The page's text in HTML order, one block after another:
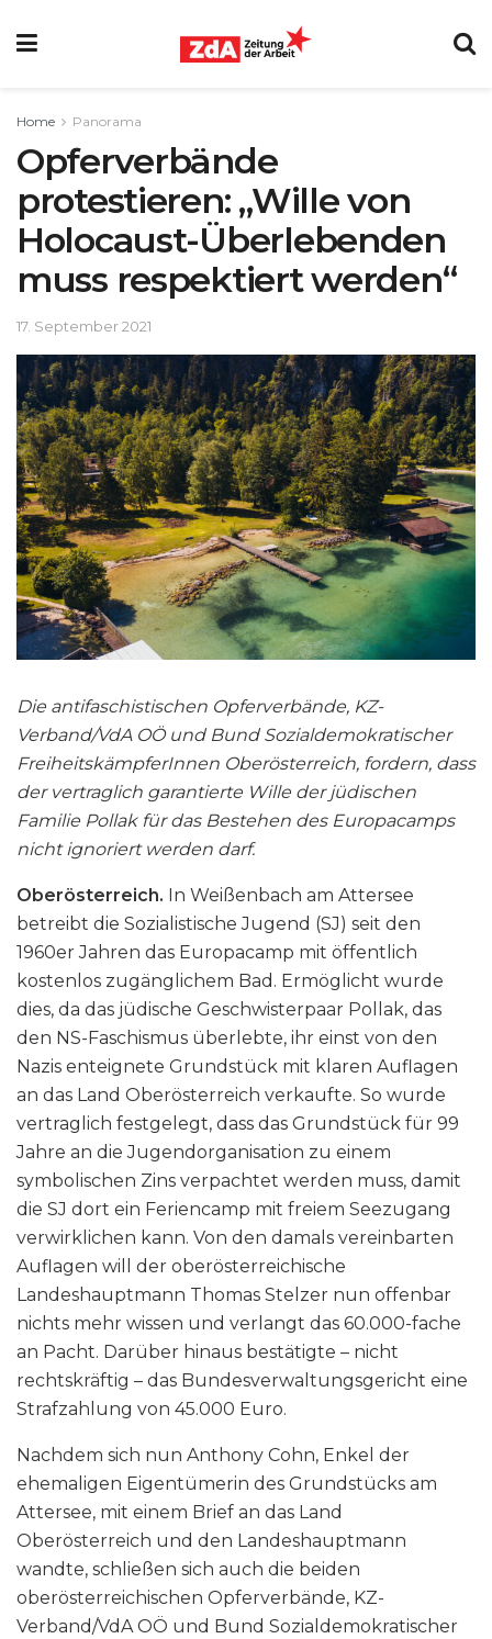
Home Panorama
Opferverbände
protestieren: „Wille von
Holocaust-Überlebenden
muss respektiert werden“
17. September 2021
Die antifaschistischen Opferverbände, KZ-
Verband/VdA OÖ und Bund Sozialdemokratischer
FreiheitskämpferInnen Oberösterreich, fordern, dass
der vertraglich garantierte Wille der jüdischen
Familie Pollak für das Bestehen des Europacamps
nicht ignoriert werden darf.
Oberösterreich. In Weißenbach am Attersee
betreibt die Sozialistische Jugend (SJ) seit den
1960er Jahren das Europacamp mit öffentlich
kostenlos zugänglichem Bad. Ermöglicht wurde
dies, da das jüdische Geschwisterpaar Pollak, das
den NS-Faschismus überlebte, ihr einst von den
Nazis enteignete Grundstück mit klaren Auflagen
an das Land Oberösterreich verkaufte. So wurde
vertraglich festgelegt, dass das Grundstück für 99
Jahre an die Jugendorganisation zu einem
symbolischen Zins verpachtet werden muss, damit
die SJ dort ein Feriencamp mit freiem Seezugang
verwirklichen kann. Von den damals vereinbarten
Auflagen will der oberösterreichische
Landeshauptmann Thomas Stelzer nun offenbar
nichts mehr wissen und verlangt das 60.000-fache
an Pacht. Darüber hinaus bestätigte – nicht
rechtskräftig – das Bundesverwaltungsgericht eine
Strafzahlung von 45.000 Euro.
Nachdem sich nun Anthony Cohn, Enkel der
ehemaligen Eigentümerin des Grundstücks am
Attersee, mit einem Brief an das Land
Oberösterreich und den Landeshauptmann
wandte, schließen sich auch die beiden
oberösterreichischen Opferverbände, KZ-
Verband/VdA OÖ und Bund Sozialdemokratischer